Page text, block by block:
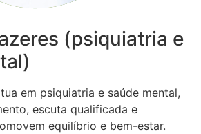
(psiquiatria e
em psiquiatria e saúde mental,
escuta qualificada e
equilíbrio e bem-estar.